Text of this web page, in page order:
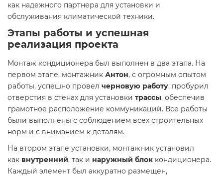
как надежного партнера для установки и
обслуживания климатической техники.
Этапы работы и успешная
реализация проекта
Монтаж кондиционера был выполнен в два этапа. На
первом этапе, монтажник Антон, с огромным опытом
работы, успешно провел черновую работу: пробурил
отверстия в стенах для установки трассы, обеспечив
грамотное расположение коммуникаций. Все работы
были выполнены с соблюдением всех строительных
норм и с вниманием к деталям.
На втором этапе установки, монтажник установил
как внутренний, так и наружный блок кондиционера.
Каждый элемент был аккуратно размещен,